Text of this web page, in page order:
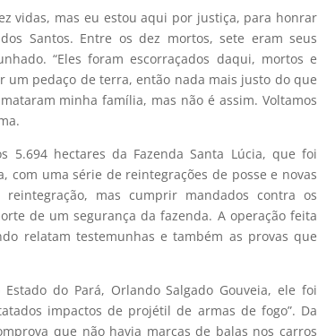
vidas, mas eu estou aqui por justiça, para honrar
Santos. Entre os dez mortos, sete eram seus
“Eles foram escorraçados daqui, mortos e
um pedaço de terra, então nada mais justo do que
minha família, mas não é assim. Voltamos
5.694 hectares da Fazenda Santa Lúcia, que foi
com uma série de reintegrações de posse e novas
mas cumprir mandados contra os
de um segurança da fazenda. A operação feita
relatam testemunhas e também as provas que
do Pará, Orlando Salgado Gouveia, ele foi
impactos de projétil de armas de fogo”. Da
que não havia marcas de balas nos carros